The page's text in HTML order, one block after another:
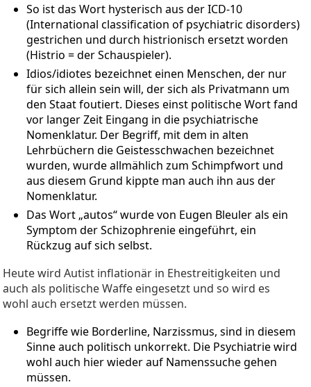
So ist das Wort hysterisch aus der ICD-10
(International classification of psychiatric disorders)
gestrichen und durch histrionisch ersetzt worden
(Histrio = der Schauspieler).
Idios/idiotes bezeichnet einen Menschen, der nur
für sich allein sein will, der sich als Privatmann um
den Staat foutiert. Dieses einst politische Wort fand
vor langer Zeit Eingang in die psychiatrische
Nomenklatur. Der Begriff, mit dem in alten
Lehrbüchern die Geistesschwachen bezeichnet
wurden, wurde allmählich zum Schimpfwort und
aus diesem Grund kippte man auch ihn aus der
Nomenklatur.
Das Wort „autos“ wurde von Eugen Bleuler als ein
Symptom der Schizophrenie eingeführt, ein
Rückzug auf sich selbst.
Heute wird Autist inflationär in Ehestreitigkeiten und
auch als politische Waffe eingesetzt und so wird es
wohl auch ersetzt werden müssen.
Begriffe wie Borderline, Narzissmus, sind in diesem
Sinne auch politisch unkorrekt. Die Psychiatrie wird
wohl auch hier wieder auf Namenssuche gehen
müssen.